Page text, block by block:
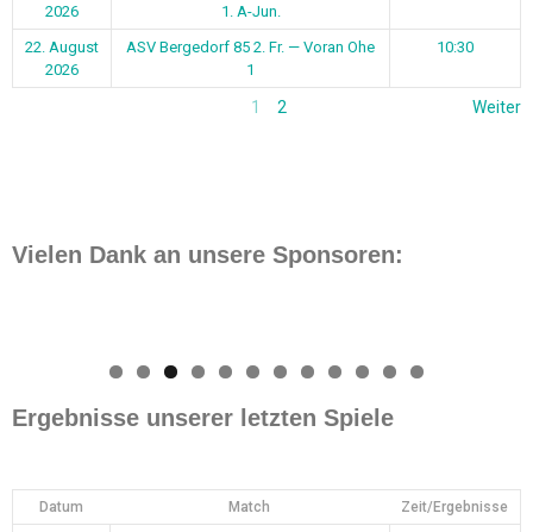
2026
1. A-Jun.
22. August
2026
ASV Bergedorf 85 2. Fr. — Voran Ohe
1
10:30
1 2 Weiter
Vielen Dank an unsere Sponsoren:
0 1 2
Ergebnisse unserer letzten Spiele
Datum Match Zeit/Ergebnisse